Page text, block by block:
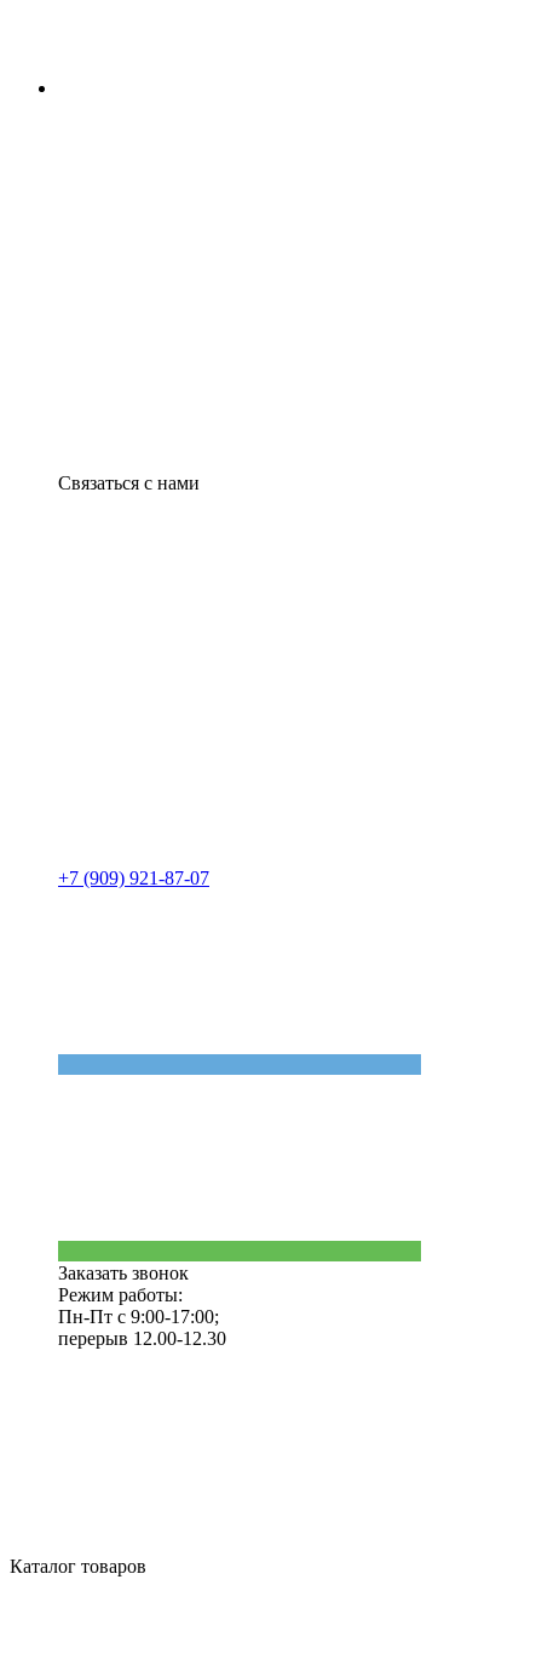
Связаться с нами
+7 (909) 921-87-07
Заказать звонок
Режим работы:
Пн-Пт с 9:00-17:00;
перерыв 12.00-12.30
Каталог товаров